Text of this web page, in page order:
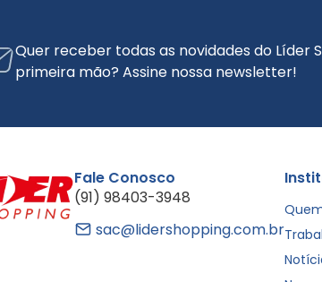
Quer receber todas as novidades do Líder
primeira mão? Assine nossa newsletter!
Fale Conosco
(91) 98403-3948
sac@lidershopping.com.br